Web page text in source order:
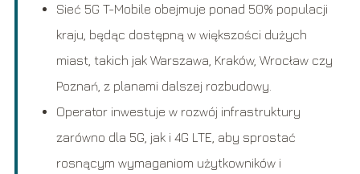
Sieć 5G T-Mobile obejmuje ponad 50% populacji
kraju, będąc dostępną w większości dużych
miast, takich jak Warszawa, Kraków, Wrocław czy
Poznań, z planami dalszej rozbudowy.
Operator inwestuje w rozwój infrastruktury
zarówno dla 5G, jak i 4G LTE, aby sprostać
rosnącym wymaganiom użytkowników i